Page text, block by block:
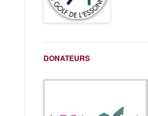
DONATEURS